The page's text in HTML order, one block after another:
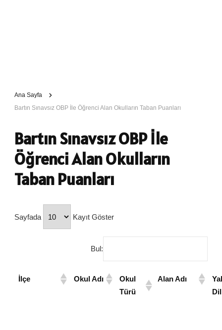
Ana Sayfa
Bartın Sınavsız OBP İle Öğrenci Alan Okulların Taban Puanları
Bartın Sınavsız OBP İle
Öğrenci Alan Okulların
Taban Puanları
Sayfada Kayıt Göster
Bul:
İlçe Okul Adı
Okul
Türü
Alan Adı
Dil